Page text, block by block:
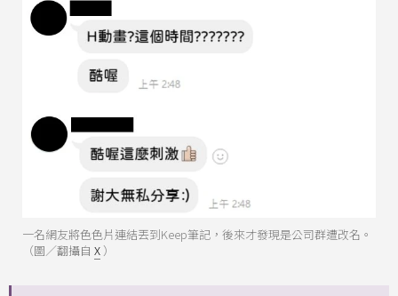
一名網友將色色片連結丟到Keep筆記，後來才發現是公司群遭改名。
（圖／翻攝自 X ）